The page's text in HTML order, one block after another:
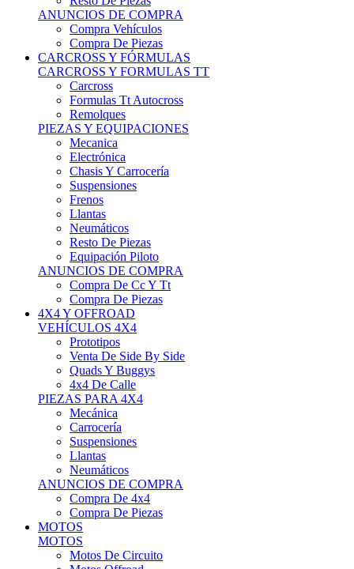
ANUNCIOS DE COMPRA
Compra Vehículos
Compra De Piezas
CARCROSS Y FÓRMULAS
CARCROSS Y FORMULAS TT
Carcross
Formulas Tt Autocross
Remolques
PIEZAS Y EQUIPACIONES
Mecanica
Electrónica
Chasis Y Carrocería
Suspensiones
Frenos
Llantas
Neumáticos
Resto De Piezas
Equipación Piloto
ANUNCIOS DE COMPRA
Compra De Cc Y Tt
Compra De Piezas
4X4 Y OFFROAD
VEHÍCULOS 4X4
Prototipos
Venta De Side By Side
Quads Y Buggys
4x4 De Calle
PIEZAS PARA 4X4
Mecánica
Carrocería
Suspensiones
Llantas
Neumáticos
ANUNCIOS DE COMPRA
Compra De 4x4
Compra De Piezas
MOTOS
MOTOS
Motos De Circuito